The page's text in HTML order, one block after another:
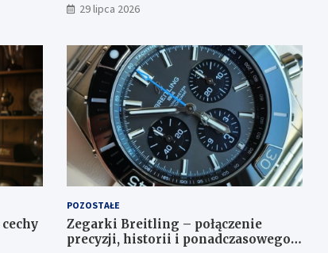
29 lipca 2026
POZOSTAŁE
Zegarki Breitling – połączenie
precyzji, historii i ponadczasowego